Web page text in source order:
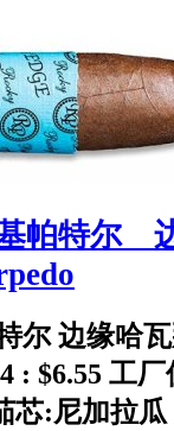
帕特尔
尔 边缘哈
: $6.55 工
芯:尼加拉